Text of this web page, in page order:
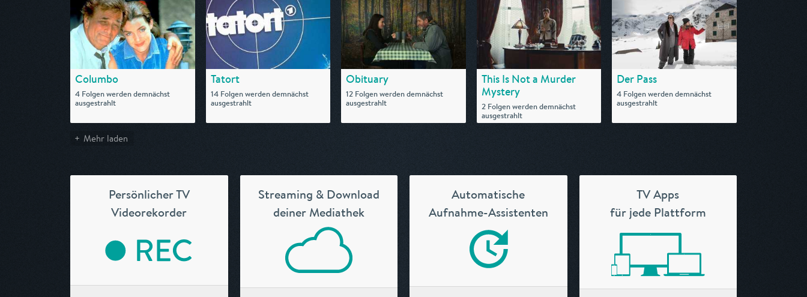
Columbo
4 Folgen werden demnächst
ausgestrahlt
Tatort
14 Folgen werden demnächst
ausgestrahlt
Obituary
12 Folgen werden demnächst
ausgestrahlt
This Is Not a Murder
Mystery
2 Folgen werden demnächst
ausgestrahlt
Der Pass
4 Folgen werden demnächst
ausgestrahlt
Mehr laden
Persönlicher TV
Videorekorder
Streaming & Download
deiner Mediathek
Automatische
Aufnahme-Assistenten
TV Apps
für jede Plattform